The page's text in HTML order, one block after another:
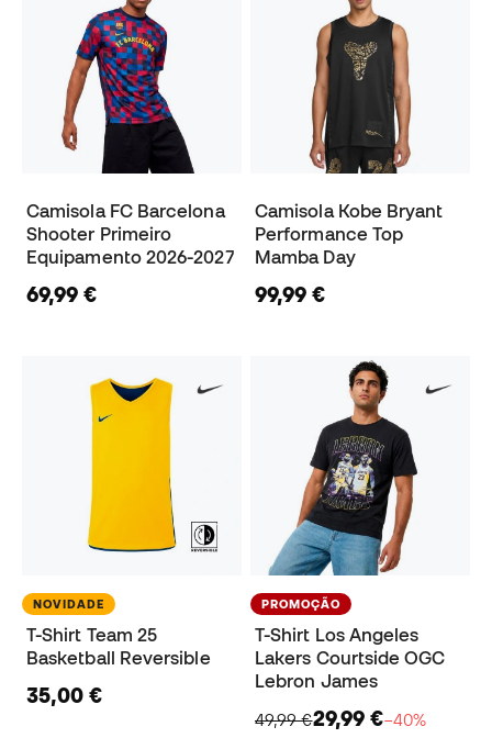
Camisola FC Barcelona
Shooter Primeiro
Equipamento 2026-2027
69,99 €
Camisola Kobe Bryant
Performance Top
Mamba Day
99,99 €
NOVIDADE
T-Shirt Team 25
Basketball Reversible
35,00 €
PROMOÇÃO
T-Shirt Los Angeles
Lakers Courtside OGC
Lebron James
49,99 €29,99 €−40%